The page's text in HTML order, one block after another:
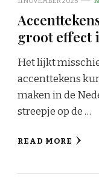
groot effect
Het lijkt
accenttekens
maken in de
streepje op de …
READ MORE